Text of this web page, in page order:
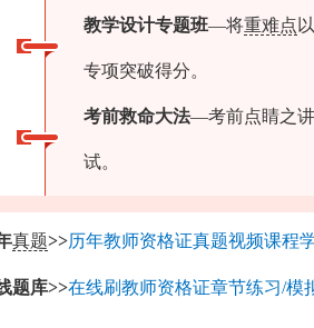
教学设计专题班—将重难点
专项突破得分。
考前救命大法—考前点睛之
试。
真题>>历年教师资格证真题视频课程
题库>>在线刷教师资格证章节练习/模